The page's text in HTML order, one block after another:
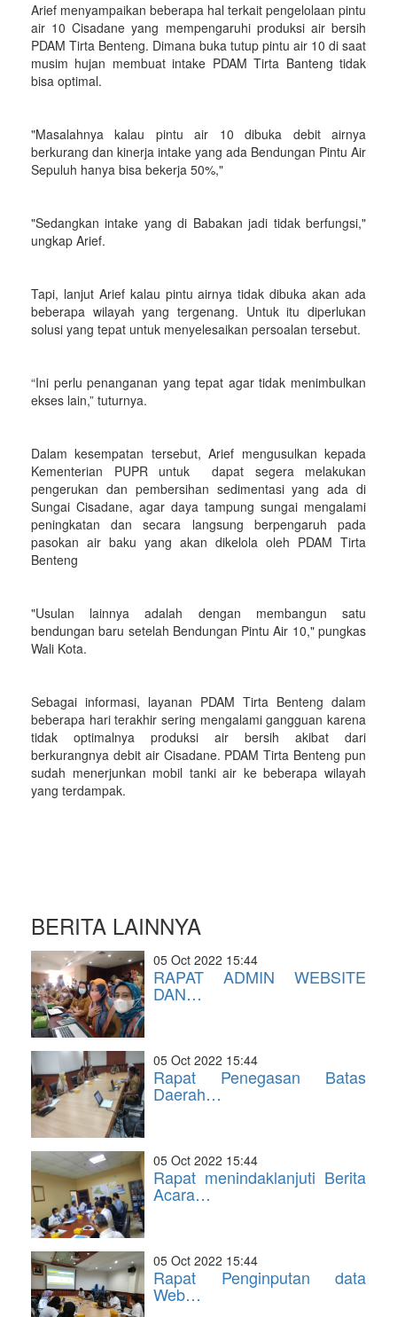
Arief menyampaikan beberapa hal terkait pengelolaan pintu
air 10 Cisadane yang mempengaruhi produksi air bersih
PDAM Tirta Benteng. Dimana buka tutup pintu air 10 di saat
musim hujan membuat intake PDAM Tirta Banteng tidak
bisa optimal.
"Masalahnya kalau pintu air 10 dibuka debit airnya
berkurang dan kinerja intake yang ada Bendungan Pintu Air
Sepuluh hanya bisa bekerja 50%,"
"Sedangkan intake yang di Babakan jadi tidak berfungsi,"
ungkap Arief.
Tapi, lanjut Arief kalau pintu airnya tidak dibuka akan ada
beberapa wilayah yang tergenang. Untuk itu diperlukan
solusi yang tepat untuk menyelesaikan persoalan tersebut.
“Ini perlu penanganan yang tepat agar tidak menimbulkan
ekses lain,” tuturnya.
Dalam kesempatan tersebut, Arief mengusulkan kepada
Kementerian PUPR untuk dapat segera melakukan
pengerukan dan pembersihan sedimentasi yang ada di
Sungai Cisadane, agar daya tampung sungai mengalami
peningkatan dan secara langsung berpengaruh pada
pasokan air baku yang akan dikelola oleh PDAM Tirta
Benteng
"Usulan lainnya adalah dengan membangun satu
bendungan baru setelah Bendungan Pintu Air 10," pungkas
Wali Kota.
Sebagai informasi, layanan PDAM Tirta Benteng dalam
beberapa hari terakhir sering mengalami gangguan karena
tidak optimalnya produksi air bersih akibat dari
berkurangnya debit air Cisadane. PDAM Tirta Benteng pun
sudah menerjunkan mobil tanki air ke beberapa wilayah
yang terdampak.
BERITA LAINNYA
05 Oct 2022 15:44
RAPAT ADMIN WEBSITE
DAN…
05 Oct 2022 15:44
Rapat Penegasan Batas
Daerah…
05 Oct 2022 15:44
Rapat menindaklanjuti Berita
Acara…
05 Oct 2022 15:44
Rapat Penginputan data
Web…